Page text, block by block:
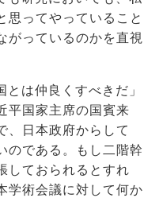
思ってやっていること
がっているのかを直視
は仲良くすべきだ」
平国家主席の国賓来
、日本政府からして
のである。もし二階幹
しておられるとすれ
学術会議に対して何か